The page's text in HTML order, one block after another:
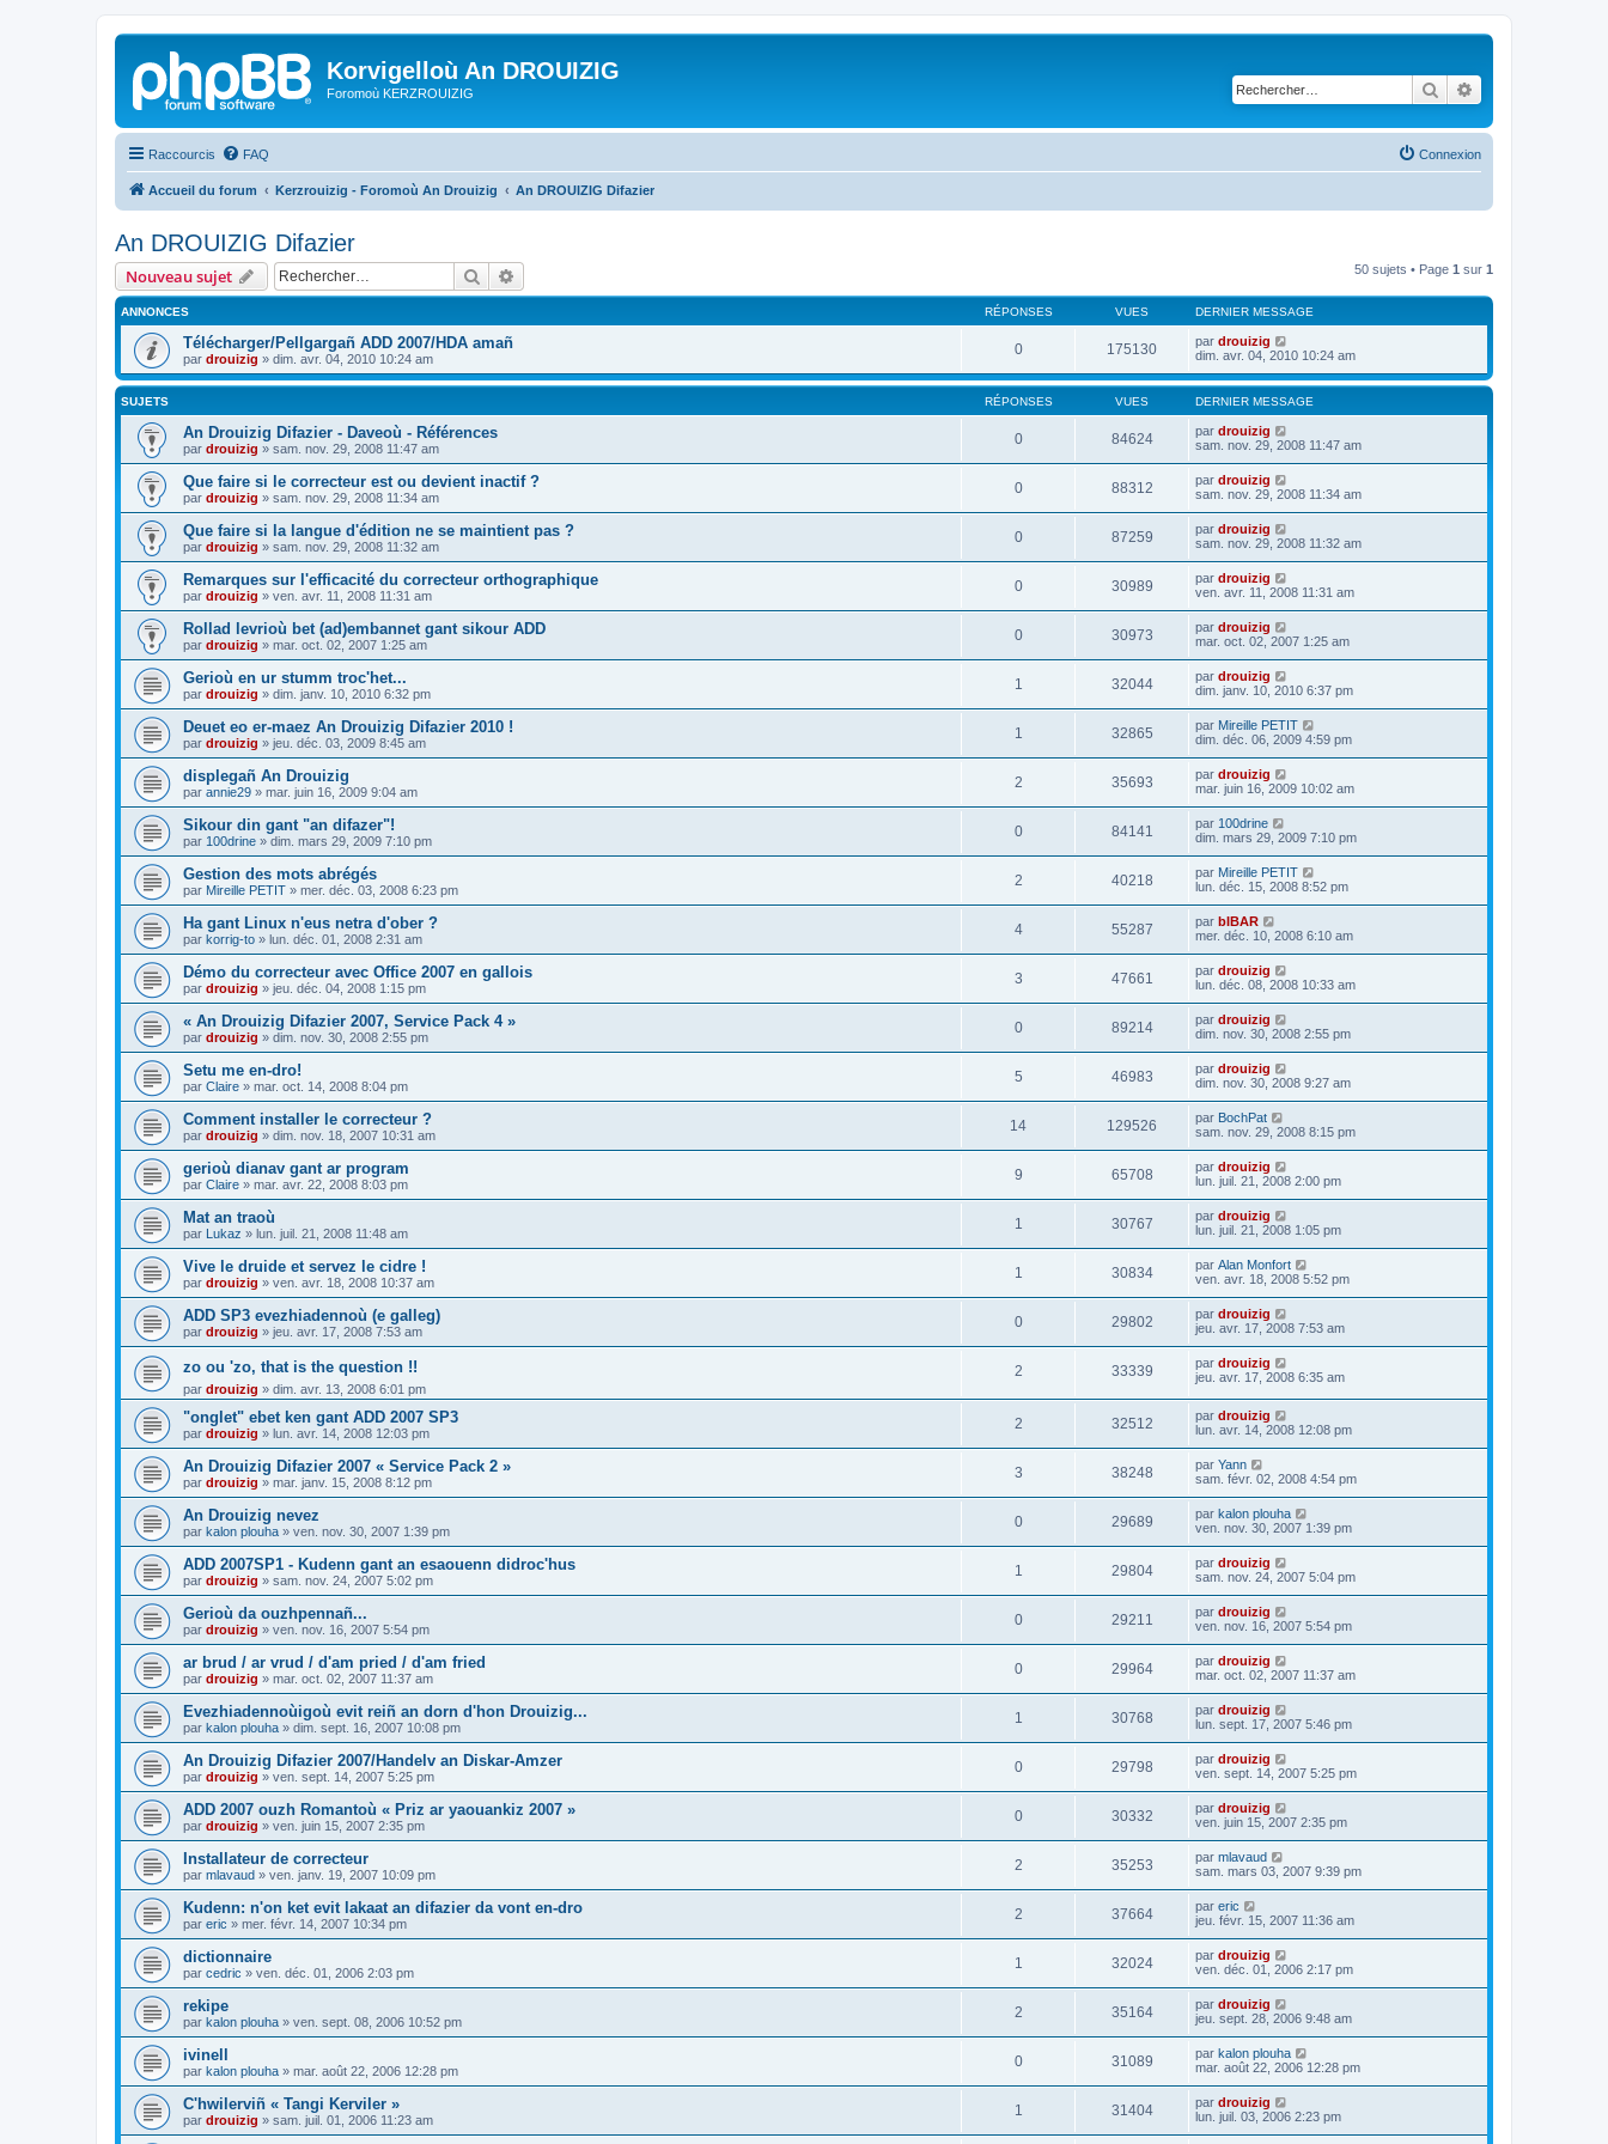
Korvigelloù An DROUIZIG
Foromoù KERZROUIZIG Rechercher
Raccourcis FAQ Connexion
Accueil du forum Kerzrouizig - Foromoù An Drouizig An DROUIZIG Difazier
An DROUIZIG Difazier
Nouveau sujet Rechercher 50 sujets • Page 1 sur 1
ANNONCES RÉPONSES VUES DERNIER MESSAGE
Télécharger/Pellgargañ ADD 2007/HDA amañ
par drouizig » dim. avr. 04, 2010 10:24 am
0 175130 par drouizig
dim. avr. 04, 2010 10:24 am
SUJETS RÉPONSES VUES DERNIER MESSAGE
An Drouizig Difazier - Daveoù - Références
par drouizig » sam. nov. 29, 2008 11:47 am
0 84624 par drouizig
sam. nov. 29, 2008 11:47 am
Que faire si le correcteur est ou devient inactif ?
par drouizig » sam. nov. 29, 2008 11:34 am
0 88312 par drouizig
sam. nov. 29, 2008 11:34 am
Que faire si la langue d'édition ne se maintient pas ?
par drouizig » sam. nov. 29, 2008 11:32 am
0 87259 par drouizig
sam. nov. 29, 2008 11:32 am
Remarques sur l'efficacité du correcteur orthographique
par drouizig » ven. avr. 11, 2008 11:31 am
0 30989 par drouizig
ven. avr. 11, 2008 11:31 am
Rollad levrioù bet (ad)embannet gant sikour ADD
par drouizig » mar. oct. 02, 2007 1:25 am
0 30973 par drouizig
mar. oct. 02, 2007 1:25 am
Gerioù en ur stumm troc'het...
par drouizig » dim. janv. 10, 2010 6:32 pm
1 32044 par drouizig
dim. janv. 10, 2010 6:37 pm
Deuet eo er-maez An Drouizig Difazier 2010 !
par drouizig » jeu. déc. 03, 2009 8:45 am
1 32865 par Mireille PETIT
dim. déc. 06, 2009 4:59 pm
displegañ An Drouizig
par annie29 » mar. juin 16, 2009 9:04 am
2 35693 par drouizig
mar. juin 16, 2009 10:02 am
Sikour din gant "an difazer"!
par 100drine » dim. mars 29, 2009 7:10 pm
0 84141 par 100drine
dim. mars 29, 2009 7:10 pm
Gestion des mots abrégés
par Mireille PETIT » mer. déc. 03, 2008 6:23 pm
2 40218 par Mireille PETIT
lun. déc. 15, 2008 8:52 pm
Ha gant Linux n'eus netra d'ober ?
par korrig-to » lun. déc. 01, 2008 2:31 am
4 55287 par bIBAR
mer. déc. 10, 2008 6:10 am
Démo du correcteur avec Office 2007 en gallois
par drouizig » jeu. déc. 04, 2008 1:15 pm
3 47661 par drouizig
lun. déc. 08, 2008 10:33 am
« An Drouizig Difazier 2007, Service Pack 4 »
par drouizig » dim. nov. 30, 2008 2:55 pm
0 89214 par drouizig
dim. nov. 30, 2008 2:55 pm
Setu me en-dro!
par Claire » mar. oct. 14, 2008 8:04 pm
5 46983 par drouizig
dim. nov. 30, 2008 9:27 am
Comment installer le correcteur ?
par drouizig » dim. nov. 18, 2007 10:31 am
14 129526 par BochPat
sam. nov. 29, 2008 8:15 pm
gerioù dianav gant ar program
par Claire » mar. avr. 22, 2008 8:03 pm
9 65708 par drouizig
lun. juil. 21, 2008 2:00 pm
Mat an traoù
par Lukaz » lun. juil. 21, 2008 11:48 am
1 30767 par drouizig
lun. juil. 21, 2008 1:05 pm
Vive le druide et servez le cidre !
par drouizig » ven. avr. 18, 2008 10:37 am
1 30834 par Alan Monfort
ven. avr. 18, 2008 5:52 pm
ADD SP3 evezhiadennoù (e galleg)
par drouizig » jeu. avr. 17, 2008 7:53 am
0 29802 par drouizig
jeu. avr. 17, 2008 7:53 am
zo ou 'zo, that is the question !!
par drouizig » dim. avr. 13, 2008 6:01 pm
2 33339 par drouizig
jeu. avr. 17, 2008 6:35 am
"onglet" ebet ken gant ADD 2007 SP3
par drouizig » lun. avr. 14, 2008 12:03 pm
2 32512 par drouizig
lun. avr. 14, 2008 12:08 pm
An Drouizig Difazier 2007 « Service Pack 2 »
par drouizig » mar. janv. 15, 2008 8:12 pm
3 38248 par Yann
sam. févr. 02, 2008 4:54 pm
An Drouizig nevez
par kalon plouha » ven. nov. 30, 2007 1:39 pm
0 29689 par kalon plouha
ven. nov. 30, 2007 1:39 pm
ADD 2007SP1 - Kudenn gant an esaouenn didroc'hus
par drouizig » sam. nov. 24, 2007 5:02 pm
1 29804 par drouizig
sam. nov. 24, 2007 5:04 pm
Gerioù da ouzhpennañ...
par drouizig » ven. nov. 16, 2007 5:54 pm
0 29211 par drouizig
ven. nov. 16, 2007 5:54 pm
ar brud / ar vrud / d'am pried / d'am fried
par drouizig » mar. oct. 02, 2007 11:37 am
0 29964 par drouizig
mar. oct. 02, 2007 11:37 am
Evezhiadennoùigoù evit reiñ an dorn d'hon Drouizig...
par kalon plouha » dim. sept. 16, 2007 10:08 pm
1 30768 par drouizig
lun. sept. 17, 2007 5:46 pm
An Drouizig Difazier 2007/Handelv an Diskar-Amzer
par drouizig » ven. sept. 14, 2007 5:25 pm
0 29798 par drouizig
ven. sept. 14, 2007 5:25 pm
ADD 2007 ouzh Romantoù « Priz ar yaouankiz 2007 »
par drouizig » ven. juin 15, 2007 2:35 pm
0 30332 par drouizig
ven. juin 15, 2007 2:35 pm
Installateur de correcteur
par mlavaud » ven. janv. 19, 2007 10:09 pm
2 35253 par mlavaud
sam. mars 03, 2007 9:39 pm
Kudenn: n'on ket evit lakaat an difazier da vont en-dro
par eric » mer. févr. 14, 2007 10:34 pm
2 37664 par eric
jeu. févr. 15, 2007 11:36 am
dictionnaire
par cedric » ven. déc. 01, 2006 2:03 pm
1 32024 par drouizig
ven. déc. 01, 2006 2:17 pm
rekipe
par kalon plouha » ven. sept. 08, 2006 10:52 pm
2 35164 par drouizig
jeu. sept. 28, 2006 9:48 am
ivinell
par kalon plouha » mar. août 22, 2006 12:28 pm
0 31089 par kalon plouha
mar. août 22, 2006 12:28 pm
C'hwilerviñ « Tangi Kerviler »
par drouizig » sam. juil. 01, 2006 11:23 am
1 31404 par drouizig
lun. juil. 03, 2006 2:23 pm